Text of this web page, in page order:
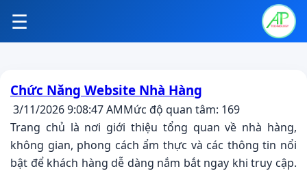
☰
Chức Năng Website Nhà Hàng
3/11/2026 9:08:47 AMMức độ quan tâm: 169
Trang chủ là nơi giới thiệu tổng quan về nhà hàng,
không gian, phong cách ẩm thực và các thông tin nổi
bật để khách hàng dễ dàng nắm bắt ngay khi truy cập.